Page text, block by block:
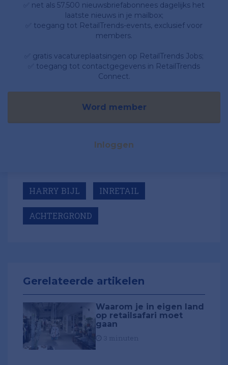
✅ net als 57.500 nieuwsbriefabonnees dagelijks het
laatste nieuws in je mailbox;
✅ toegang tot RetailTrends-events, exclusief voor
members.
✅ gratis vacatureplaatsingen op RetailTrends Jobs;
✅ toegang tot contactgegevens in RetailTrends
Connect.
Word member
Inloggen
HARRY BIJL INRETAIL
ACHTERGROND
Gerelateerde artikelen
Waarom je in eigen land
op retailsafari moet
gaan